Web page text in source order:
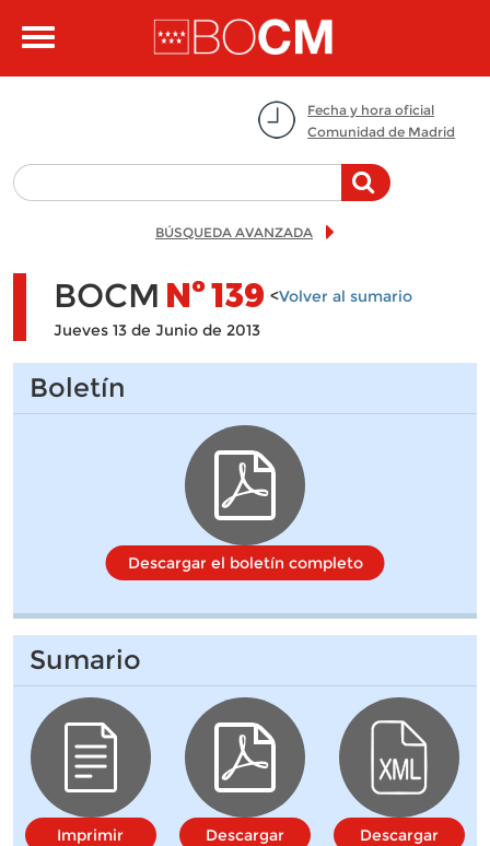
Toggle
Fecha y hora oficial
Comunidad de Madrid
BÚSQUEDA AVANZADA
BOCM Nº139 <Volver al sumario
Jueves 13 de Junio de 2013
Boletín
Descargar el boletín completo
Sumario
Imprimir Descargar Descargar